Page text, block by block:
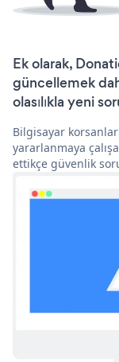
Ek olarak,
güncellemek
olasılıkla yeni
Bilgisayar
yararlanmaya
ettikçe güvenlik